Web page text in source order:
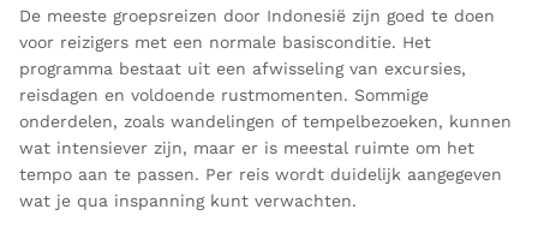
De meeste groepsreizen door Indonesië zijn goed te doen
voor reizigers met een normale basisconditie. Het
programma bestaat uit een afwisseling van excursies,
reisdagen en voldoende rustmomenten. Sommige
onderdelen, zoals wandelingen of tempelbezoeken, kunnen
wat intensiever zijn, maar er is meestal ruimte om het
tempo aan te passen. Per reis wordt duidelijk aangegeven
wat je qua inspanning kunt verwachten.